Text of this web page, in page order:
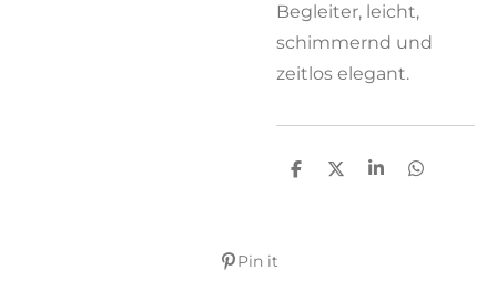
Begleiter, leicht,
schimmernd und
zeitlos elegant.
T
T
T
T
Pin it